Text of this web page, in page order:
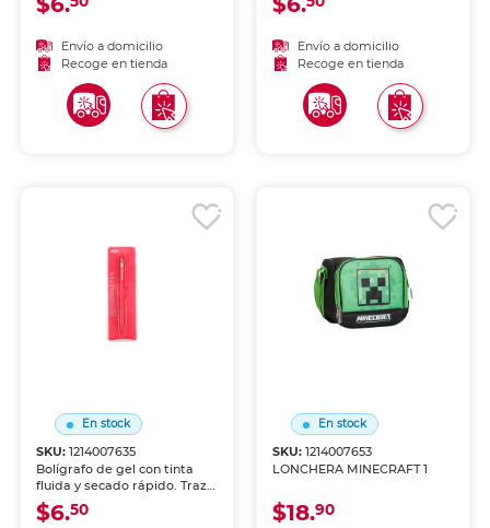
para escritura cómoda y
Envío a domicilio
Recoge en tienda
para escritura cómoda y
Envío a domicilio
Recoge en tienda
En stock
SKU:1214007635
Bolígrafo de gel con tinta
fluida y secado rápido. Trazo
nítido y constante, ideal
para escritura cómoda y
$6.50
En stock
SKU: 1214007653
LONCHERA MINECRAFT 1
$18.90